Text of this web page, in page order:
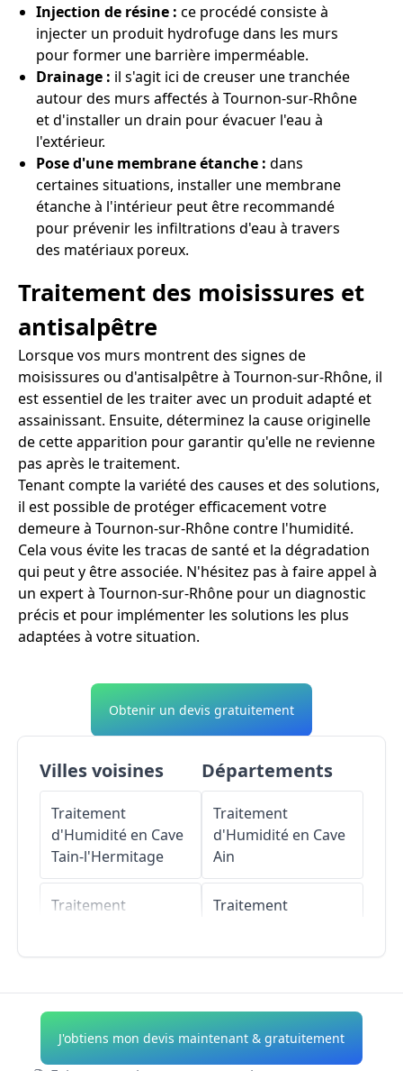
Injection de résine : ce procédé consiste à
injecter un produit hydrofuge dans les murs
pour former une barrière imperméable.
Drainage : il s'agit ici de creuser une tranchée
autour des murs affectés à Tournon-sur-Rhône
et d'installer un drain pour évacuer l'eau à
l'extérieur.
Pose d'une membrane étanche : dans
certaines situations, installer une membrane
étanche à l'intérieur peut être recommandé
pour prévenir les infiltrations d'eau à travers
des matériaux poreux.
Traitement des moisissures et
antisalpêtre
Lorsque vos murs montrent des signes de
moisissures ou d'antisalpêtre à Tournon-sur-Rhône, il
est essentiel de les traiter avec un produit adapté et
assainissant. Ensuite, déterminez la cause originelle
de cette apparition pour garantir qu'elle ne revienne
pas après le traitement.
Tenant compte la variété des causes et des solutions,
il est possible de protéger efficacement votre
demeure à Tournon-sur-Rhône contre l'humidité.
Cela vous évite les tracas de santé et la dégradation
qui peut y être associée. N'hésitez pas à faire appel à
un expert à Tournon-sur-Rhône pour un diagnostic
précis et pour implémenter les solutions les plus
adaptées à votre situation.
Obtenir un devis gratuitement
Villes voisines
Traitement
d'Humidité en Cave
Tain-l'Hermitage
Traitement
Traitement
Saint-Jean-de-
Muzols
Départements
Traitement
d'Humidité en Cave
Ain
Traitement
Traitement
Allier
J'obtiens mon devis maintenant & gratuitement